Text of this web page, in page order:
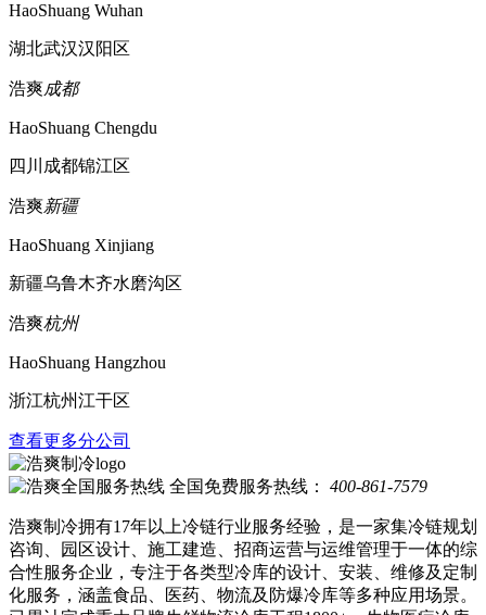
HaoShuang Wuhan
湖北武汉汉阳区
浩爽成都
HaoShuang Chengdu
四川成都锦江区
浩爽新疆
HaoShuang Xinjiang
新疆乌鲁木齐水磨沟区
浩爽杭州
HaoShuang Hangzhou
浙江杭州江干区
查看更多分公司
全国免费服务热线： 400-861-7579
浩爽制冷拥有17年以上冷链行业服务经验，是一家集冷链规划
咨询、园区设计、施工建造、招商运营与运维管理于一体的综
合性服务企业，专注于各类型冷库的设计、安装、维修及定制
化服务，涵盖食品、医药、物流及防爆冷库等多种应用场景。